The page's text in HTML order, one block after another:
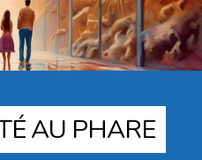
AU PHARE